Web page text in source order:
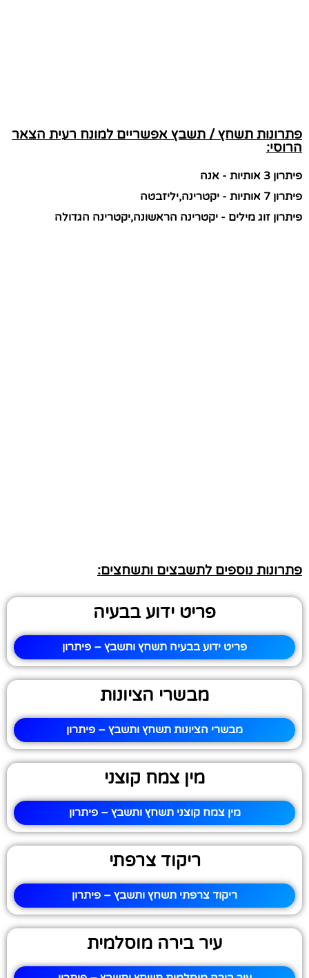
פתרונות תשחץ / תשבץ אפשריים למונח רעית הצאר
הרוסי:
פיתרון 3 אותיות - אנה
פיתרון 7 אותיות - יקטרינה,יליזבטה
פיתרון זוג מילים - יקטרינה הראשונה,יקטרינה הגדולה
פתרונות נוספים לתשבצים ותשחצים:
פריט ידוע בבעיה
פריט ידוע בבעיה תשחץ ותשבץ – פיתרון
מבשרי הציונות
מבשרי הציונות תשחץ ותשבץ – פיתרון
מין צמח קוצני
מין צמח קוצני תשחץ ותשבץ – פיתרון
ריקוד צרפתי
ריקוד צרפתי תשחץ ותשבץ – פיתרון
עיר בירה מוסלמית